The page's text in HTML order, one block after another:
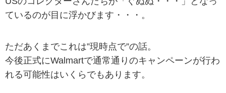
ているのが目に浮かびます・・・。
ただあくまでこれは”現時点で”の話。
今後正式にWalmartで通常通りのキャンペーンが行わ
れる可能性はいくらでもあります。